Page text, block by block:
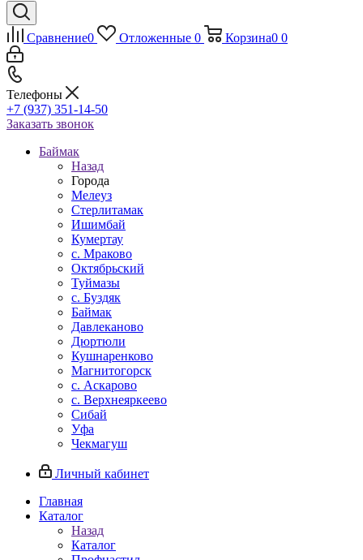
Сравнение0 Отложенные 0 Корзина0 0
Телефоны
+7 (937) 351-14-50
Заказать звонок
Баймак
Назад
Города
Мелеуз
Стерлитамак
Ишимбай
Кумертау
c. Мраково
Октябрьский
Туймазы
c. Буздяк
Баймак
Давлеканово
Дюртюли
Кушнаренково
Магнитогорск
с. Аскарово
с. Верхнеяркеево
Сибай
Уфа
Чекмагуш
Личный кабинет
Главная
Каталог
Назад
Каталог